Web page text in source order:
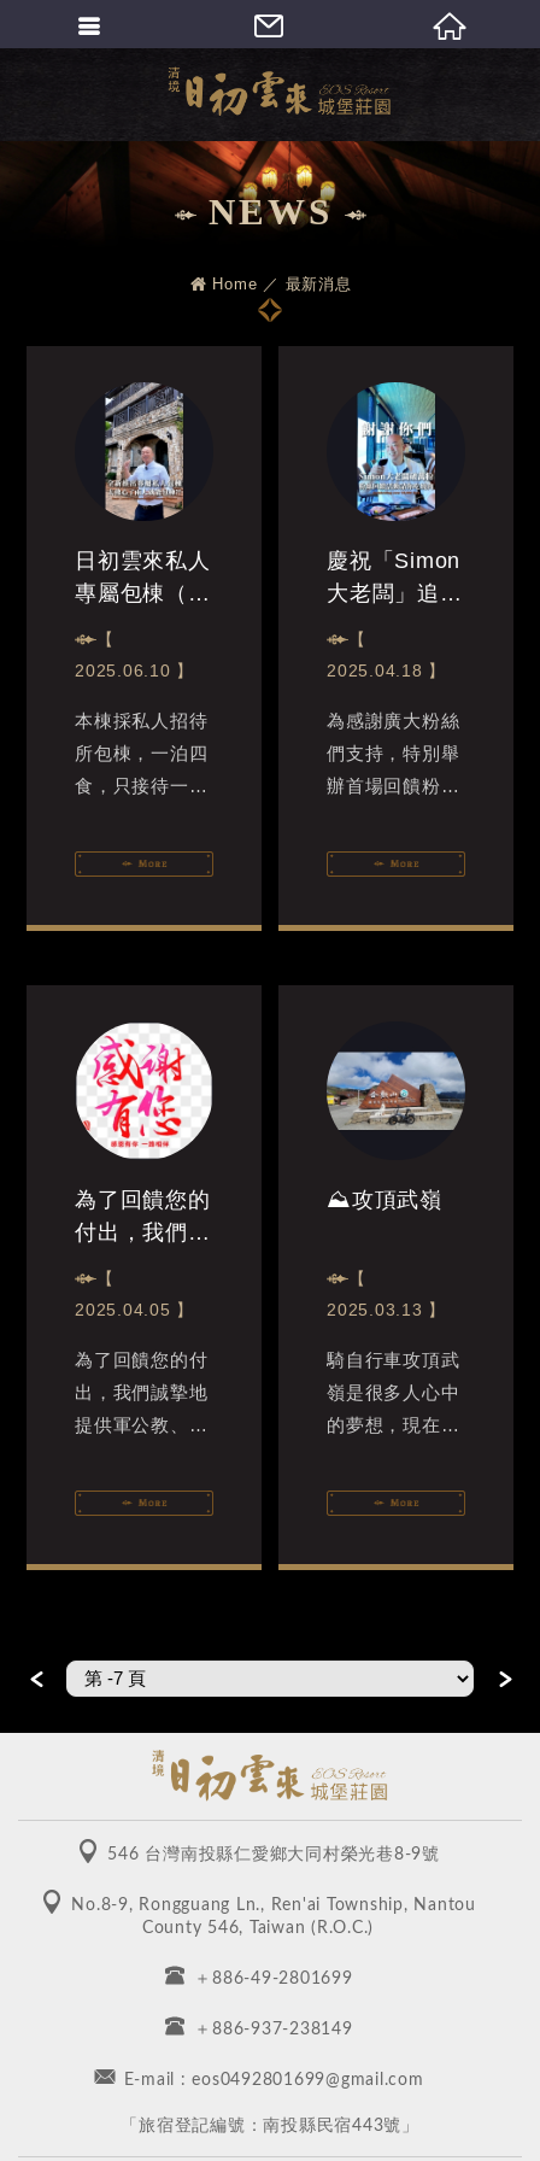
NEWS
Home 最新消息
日初雲來私人
專屬包棟（一
泊四食）
【
2025.06.10 】
本棟採私人招待
所包棟，一泊四
食，只接待一組
打造沉浸式度假
體驗，成年人的
境，或是...
慶祝「Simon
大老闆」追蹤
破萬感謝祭活
動開跑！
【
2025.04.18 】
為感謝廣大粉絲
們支持，特別舉
辦首場回饋粉絲
至6月底前，凡
來電或官網預訂
型人數贈...
為了回饋您的
付出，我們誠
摯地提供軍公
教、警消、醫
專屬的住宿優
惠。
【
2025.04.05 】
為了回饋您的付
出，我們誠摯地
提供軍公教、警
人員專屬的住宿
優惠。不論您需
⛰攻頂武嶺
【
2025.03.13 】
騎自行車攻頂武
嶺是很多人心中
的夢想，現在有
是騎「電輔
車」，讓您不用
546 台灣南投縣仁愛鄉大同村榮光巷8-9號
No.8-9, Rongguang Ln., Ren'ai Township, Nantou
County 546, Taiwan (R.O.C.)
＋886-49-2801699
＋886-937-238149
E-mail : eos0492801699@gmail.com
​「旅宿登記編號：南投縣民宿443號」
繁體中文